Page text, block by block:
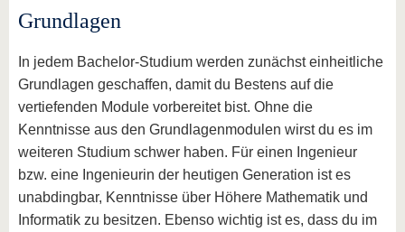
Grundlagen
In jedem Bachelor-Studium werden zunächst einheitliche
Grundlagen geschaffen, damit du Bestens auf die
vertiefenden Module vorbereitet bist. Ohne die
Kenntnisse aus den Grundlagenmodulen wirst du es im
weiteren Studium schwer haben. Für einen Ingenieur
bzw. eine Ingenieurin der heutigen Generation ist es
unabdingbar, Kenntnisse über Höhere Mathematik und
Informatik zu besitzen. Ebenso wichtig ist es, dass du im